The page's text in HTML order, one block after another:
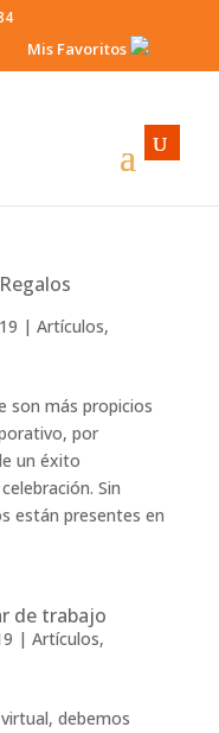
Mis Favoritos
| Artículos,
son más propicios
por
un éxito
Sin
están presentes en
de trabajo
| Artículos,
debemos